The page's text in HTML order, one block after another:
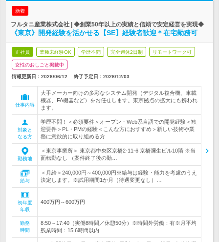
新着
フルタニ産業株式会社 | ◆創業50年以上の実績と信頼で安定経営を実現◆
《東京》開発経験を活かせる【SE】経験者歓迎＊在宅勤務可
正社員 業種未経験OK 学歴不問 完全週休2日制 リモートワーク可
女性のおしごと掲載中
情報更新日：2026/06/12 終了予定日： 2026/12/03
仕事内容
大手メーカー向けの多彩なシステム開発（デジタル複合機、車載
機器、FA機器など）をお任せします。東京拠点の拡大にも携われ
ます。
対象と
なる方
学歴不問！＜必須要件＞オープン・Web系言語での開発経験＜歓
迎要件＞PL・PMの経験＜こんな方におすすめ＞新しい技術や業
務に意欲的に取り組める方
勤務地
＜東京事業所＞ 東京都中央区京橋2-11-6 京橋彌生ビル10階 ※当
面転勤なし （案件終了後の勤…
給与
＜月給＞240,000円～400,000円※給与は経験・能力を考慮のうえ
決定します。※試用期間1か月（待遇変更なし）…
初年度
年収
400万円～600万円
勤務
時間
8:50～17:40（実働8時間／休憩50分）※時間外労働：有※月平均
残業時間：15.6時間以内